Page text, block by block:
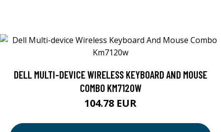
DELL MULTI-DEVICE WIRELESS KEYBOARD AND MOUSE
COMBO KM7120W
104.78 EUR